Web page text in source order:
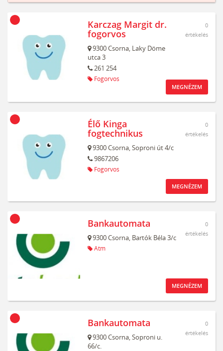
Karczag Margit dr.
fogorvos
9300Csorna, Laky Döme
utca 3
261 254
Fogorvos
0
értékelés
MEGNÉZEM
Élő Kinga
fogtechnikus
9300Csorna,Soproni út 4/c
9867206
Fogorvos
0
értékelés
MEGNÉZEM
Bankautomata
9300Csorna, Bartók Béla 3/c
Atm
0
értékelés
MEGNÉZEM
Bankautomata
9300Csorna,Soproni u.
66/c.
0
értékelés